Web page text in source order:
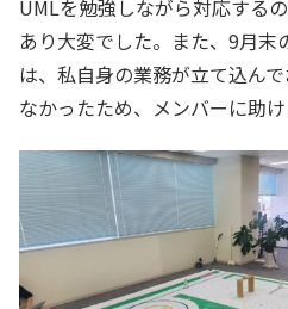
UMLを勉強しながら対応する
あり大変でした。また、9月末
は、私自身の業務が立て込ん
なかったため、メンバーに助け